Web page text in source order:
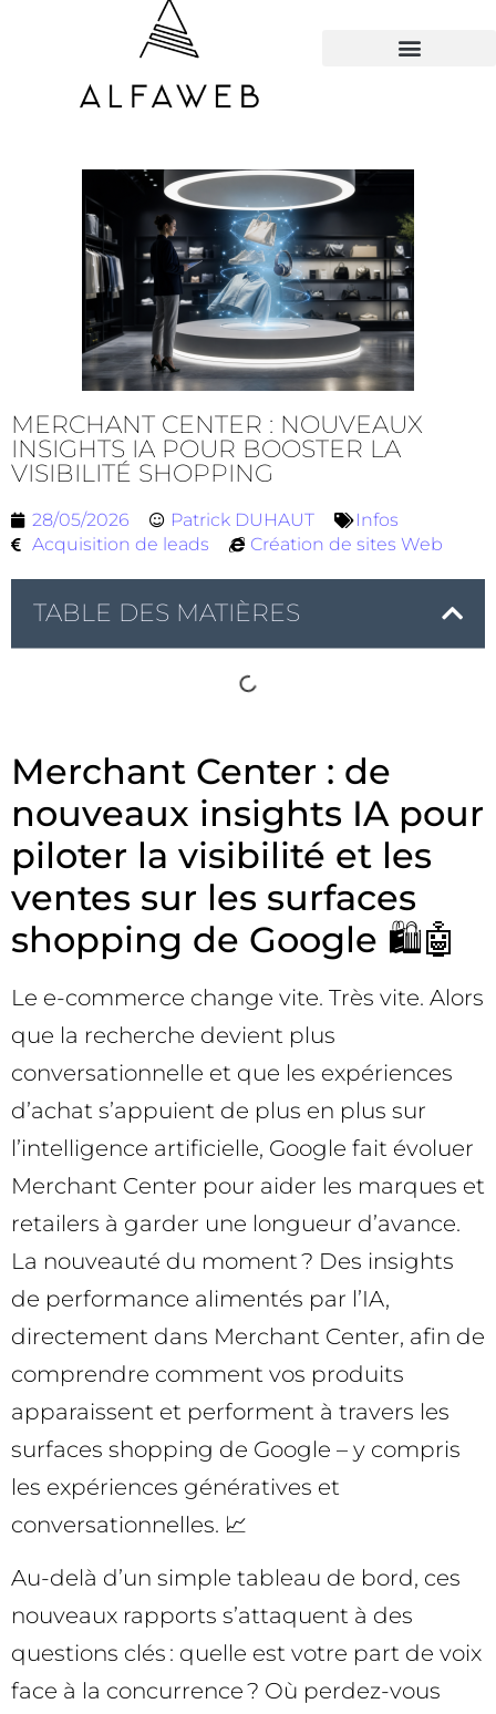
MERCHANT CENTER : NOUVEAUX
INSIGHTS IA POUR BOOSTER LA
VISIBILITÉ SHOPPING
28/05/2026 Patrick DUHAUT
Infos
Acquisition de leads
Création de sites Web
TABLE DES MATIÈRES
Merchant Center : de
nouveaux insights IA pour
piloter la visibilité et les
ventes sur les surfaces
shopping de Google 🛍️🤖
Le e-commerce change vite. Très vite. Alors
que la recherche devient plus
conversationnelle et que les expériences
d’achat s’appuient de plus en plus sur
l’intelligence artificielle, Google fait évoluer
Merchant Center pour aider les marques et
retailers à garder une longueur d’avance.
La nouveauté du moment ? Des insights
de performance alimentés par l’IA,
directement dans Merchant Center, afin de
comprendre comment vos produits
apparaissent et performent à travers les
surfaces shopping de Google – y compris
les expériences génératives et
conversationnelles. 📈
Au-delà d’un simple tableau de bord, ces
nouveaux rapports s’attaquent à des
questions clés : quelle est votre part de voix
face à la concurrence ? Où perdez-vous